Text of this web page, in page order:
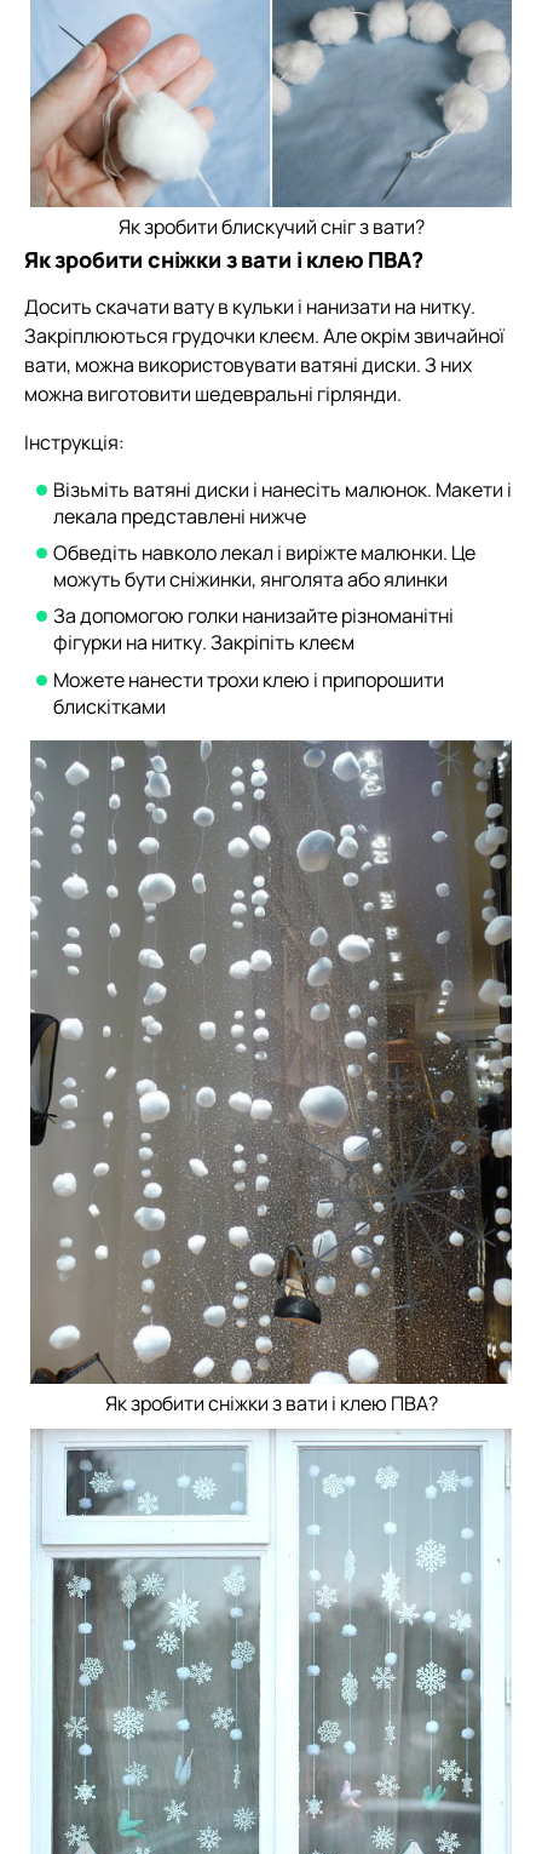
Як зробити блискучий сніг з вати?
Як зробити сніжки з вати і клею ПВА?
Досить скачати вату в кульки і нанизати на нитку.
Закріплюються грудочки клеєм. Але окрім звичайної
вати, можна використовувати ватяні диски. З них
можна виготовити шедевральні гірлянди.
Інструкція:
Візьміть ватяні диски і нанесіть малюнок. Макети і
лекала представлені нижче
Обведіть навколо лекал і виріжте малюнки. Це
можуть бути сніжинки, янголята або ялинки
За допомогою голки нанизайте різноманітні
фігурки на нитку. Закріпіть клеєм
Можете нанести трохи клею і припорошити
блискітками
Як зробити сніжки з вати і клею ПВА?